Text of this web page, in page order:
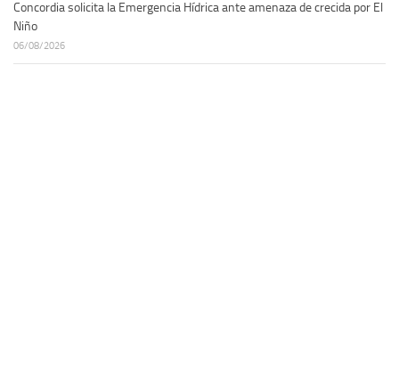
Concordia solicita la Emergencia Hídrica ante amenaza de crecida por El
Niño
06/08/2026